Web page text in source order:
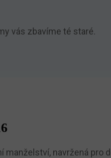
vás zbavíme té staré.
navržená pro